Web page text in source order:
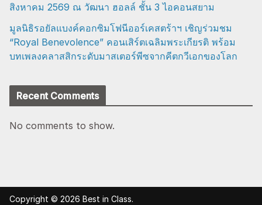
สิงหาคม 2569 ณ วัฒนา ฮอลล์ ชั้น 3 ไอคอนสยาม
มูลนิธิรอยัลแบงค์คอกซิมโฟนีออร์เคสตร้าฯ เชิญร่วมชม
“Royal Benevolence” คอนเสิร์ตเฉลิมพระเกียรติ พร้อม
บทเพลงคลาสสิกระดับมาสเตอร์พีซจากคีตกวีเอกของโลก
Recent Comments
No comments to show.
Copyright © 2026 Best in Class.